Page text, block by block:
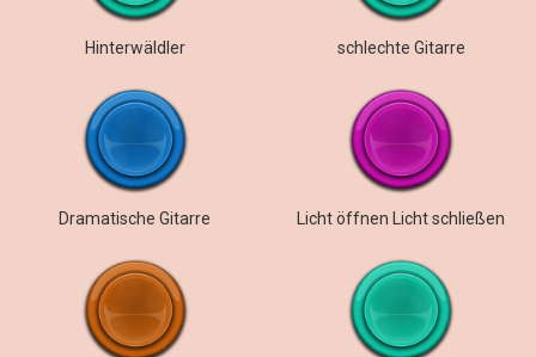
Hinterwäldler schlechte Gitarre
Dramatische Gitarre Licht öffnen Licht schließen